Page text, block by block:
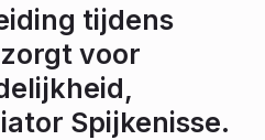
tijdens
voor
Spijkenisse.